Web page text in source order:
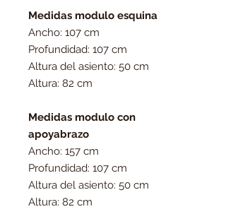
Medidas modulo esquina
Ancho: 107 cm
Profundidad: 107 cm
Altura del asiento: 50 cm
Altura: 82 cm
Medidas modulo con
apoyabrazo
Ancho: 157 cm
Profundidad: 107 cm
Altura del asiento: 50 cm
Altura: 82 cm